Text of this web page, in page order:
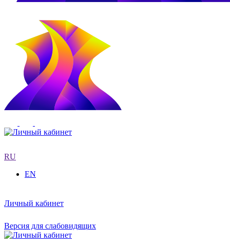
RU
EN
Личный кабинет
Версия для слабовидящих